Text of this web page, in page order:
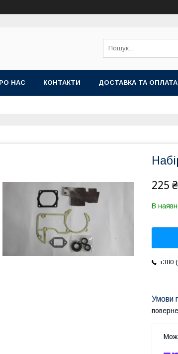
НАС КОНТАКТИ ДОСТАВКА ТА ОПЛАТА
225 ₴
В
+380